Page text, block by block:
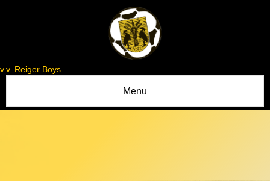
v.v. Reiger Boys
Menu